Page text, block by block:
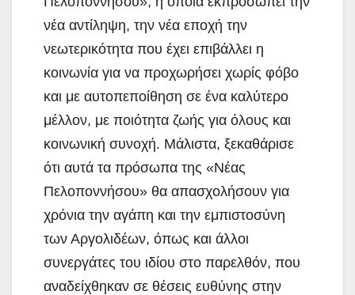
νέα αντίληψη, την νέα εποχή την
νεωτερικότητα που έχει επιβάλλει η
κοινωνία για να προχωρήσει χωρίς φόβο
και με αυτοπεποίθηση σε ένα καλύτερο
μέλλον, με ποιότητα ζωής για όλους και
κοινωνική συνοχή. Μάλιστα, ξεκαθάρισε
ότι αυτά τα πρόσωπα της «Νέας
Πελοποννήσου» θα απασχολήσουν για
χρόνια την αγάπη και την εμπιστοσύνη
των Αργολιδέων, όπως και άλλοι
συνεργάτες του ιδίου στο παρελθόν, που
αναδείχθηκαν σε θέσεις ευθύνης στην